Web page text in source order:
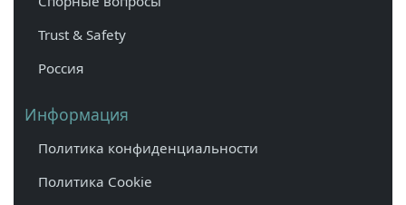
Trust & Safety
Россия
Информация
Политика конфиденциальности
Политика Cookie